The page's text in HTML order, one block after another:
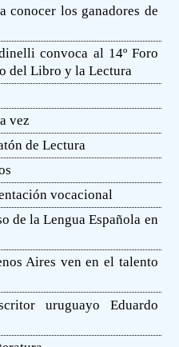
los ganadores de
convoca al 14º Foro
del Libro y la Lectura
vez
de Lectura
vocacional
de la Lengua Española en
Aires ven en el talento
uruguayo Eduardo